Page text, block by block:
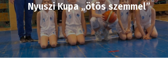
Nyuszi Kupa „ötös szemmel”